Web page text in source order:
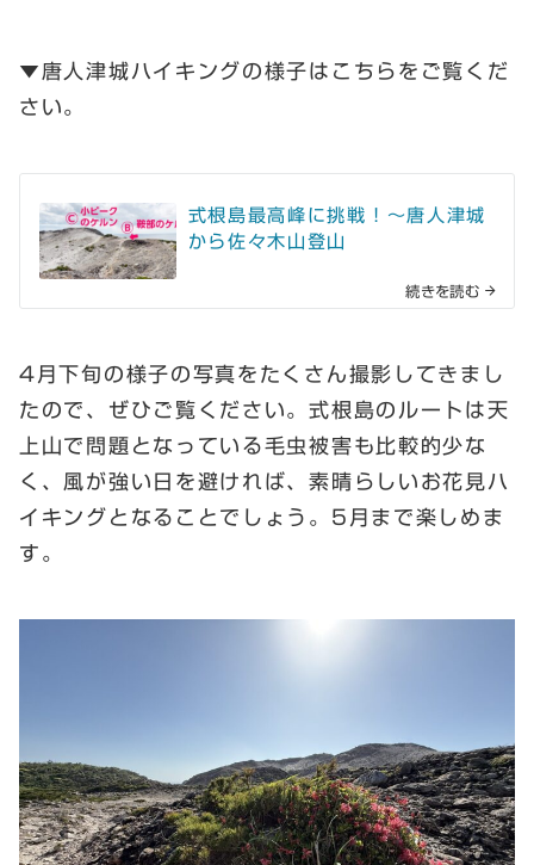
▼唐人津城ハイキングの様子はこちらをご覧くだ
さい。
式根島最高峰に挑戦！～唐人津城
から佐々木山登山
続きを読む
4月下旬の様子の写真をたくさん撮影してきまし
たので、ぜひご覧ください。式根島のルートは天
上山で問題となっている毛虫被害も比較的少な
く、風が強い日を避ければ、素晴らしいお花見ハ
イキングとなることでしょう。5月まで楽しめま
す。